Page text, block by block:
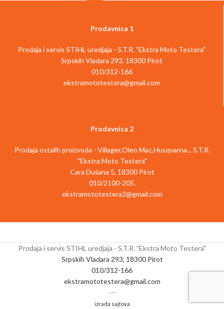
Prodavnica 1
Prodaja i servis STIHL uredjaja - S.T.R. "Ekstra Moto Testera"
Srpskih Vladara 293, 18300 Pirot
010/312-166
ekstramototestera@gmail.com
Prodavnica 2
Prodaja ostalih proizvoda - Villager,Oleo Mac,Husqvarna... S.T.R.
"Ekstra Moto Testera"
Cara Dušana 5, 18300 Pirot
010/2100-205.
ekstramototestera2@gmail.com
Prodaja i servis STIHL uredjaja - S.T.R. "Ekstra Moto Testera"
Srpskih Vladara 293, 18300 Pirot
010/312-166
ekstramototestera@gmail.com
---
izrada sajtova